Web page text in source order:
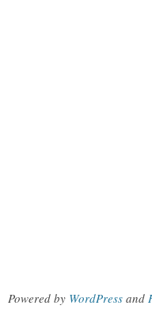
Powered by WordPress and